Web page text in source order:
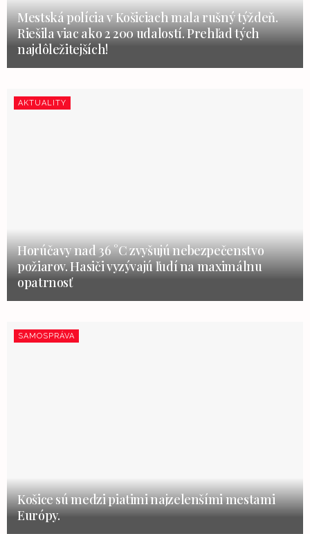
Mestská polícia v Košiciach mala rušný týždeň.
Riešila viac ako 2 200 udalostí. Prehľad tých
najdôležitejších!
AKTUALITY
Horúčavy nad 36 °C zvyšujú nebezpečenstvo
požiarov. Hasiči vyzývajú ľudí na maximálnu
opatrnosť
SAMOSPRÁVA
Košice sú medzi piatimi najzelenšími mestami
Európy.